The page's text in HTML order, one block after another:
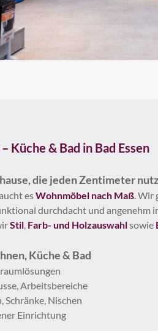
Küche & Bad in Bad Essen
die jeden Zentimeter
esWohnmöbel nach Maß. Wir
durchdacht und angenehm
Stil, Farb- und Holzauswahlsowie
Küche & Bad
Arbeitsbereiche
Schränke, Nischen
Einrichtung